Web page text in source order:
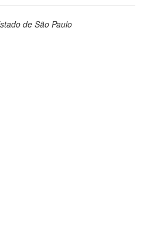
de São Paulo